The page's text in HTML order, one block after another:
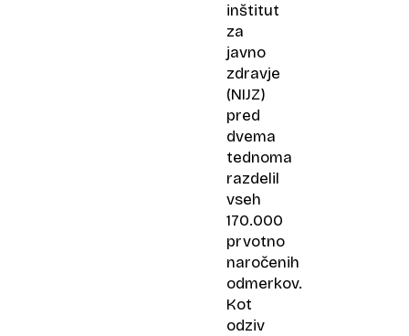
inštitut
za
javno
zdravje
(NIJZ)
pred
dvema
tednoma
razdelil
vseh
170.000
prvotno
naročenih
odmerkov.
Kot
odziv